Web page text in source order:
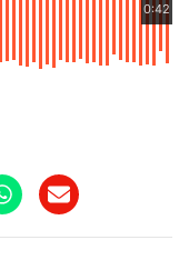
0:42